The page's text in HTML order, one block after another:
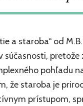
a staroba“ od
súčasnosti, pretože
pohľadu
že staroba je
prístupom,